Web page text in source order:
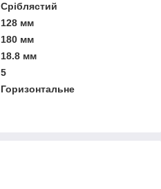
Сріблястий
128 мм
180 мм
18.8 мм
5
Горизонтальне